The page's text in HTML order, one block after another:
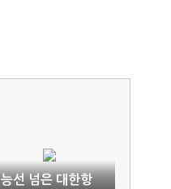
선 넘은 대한항